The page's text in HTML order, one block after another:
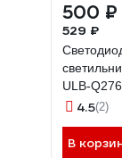
500 ₽
529 ₽
ULB-
UL-4.5(2)
В